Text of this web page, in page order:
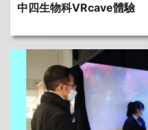
中四生物科VRcave體驗